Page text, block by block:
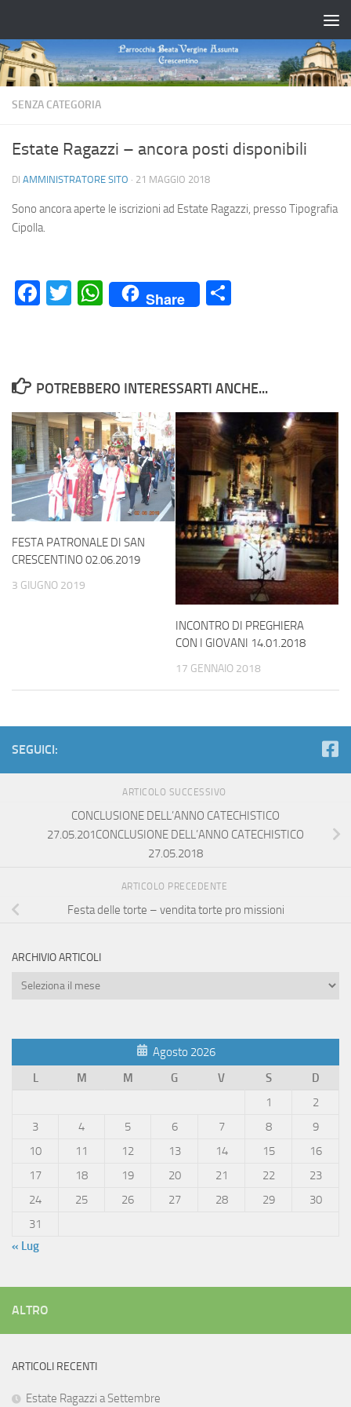
SENZA CATEGORIA
Estate Ragazzi – ancora posti disponibili
DI AMMINISTRATORE SITO · 21 MAGGIO 2018
Sono ancora aperte le iscrizioni ad Estate Ragazzi, presso Tipografia
Cipolla.
Facebook
Twitter
WhatsApp
Share
POTREBBERO INTERESSARTI ANCHE...
FESTA PATRONALE DI SAN
CRESCENTINO 02.06.2019
3 GIUGNO 2019
INCONTRO DI PREGHIERA
CON I GIOVANI 14.01.2018
17 GENNAIO 2018
SEGUICI:
ARTICOLO SUCCESSIVO
CONCLUSIONE DELL’ANNO CATECHISTICO
27.05.201CONCLUSIONE DELL’ANNO CATECHISTICO
27.05.2018
ARTICOLO PRECEDENTE
Festa delle torte – vendita torte pro missioni
ARCHIVIO ARTICOLI
Archivio
Agosto 2026
L
M M G V S
D
1
2
3
4 5 6 7 8
9
10
11 12 13 14 15
16
17
18 19 20 21 22
23
24
25 26 27 28 29
30
31
« Lug
ALTRO
ARTICOLI RECENTI
Estate Ragazzi a Settembre